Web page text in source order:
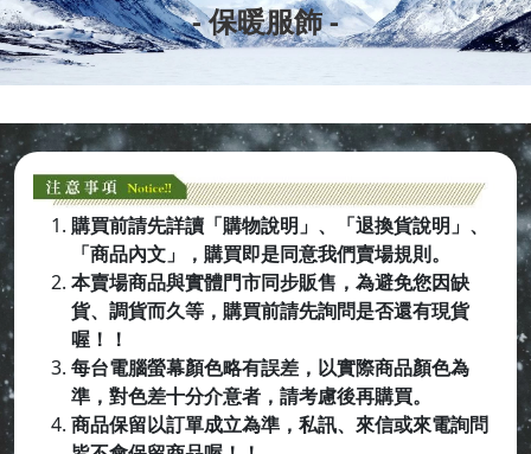
- 保暖服飾 -
購買前請先詳讀「購物說明」、「退換貨說明」、
「商品內文」，購買即是同意我們賣場規則。
本賣場商品與實體門市同步販售，為避免您因缺
貨、調貨而久等，購買前請先詢問是否還有現貨
喔！！
每台電腦螢幕顏色略有誤差，以實際商品顏色為
準，對色差十分介意者，請考慮後再購買。
商品保留以訂單成立為準，私訊、來信或來電詢問